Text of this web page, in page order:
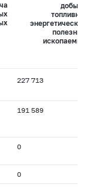
добыча
топливно-
энергетических
полезных
ископаемых
227 713
191 589
0
0